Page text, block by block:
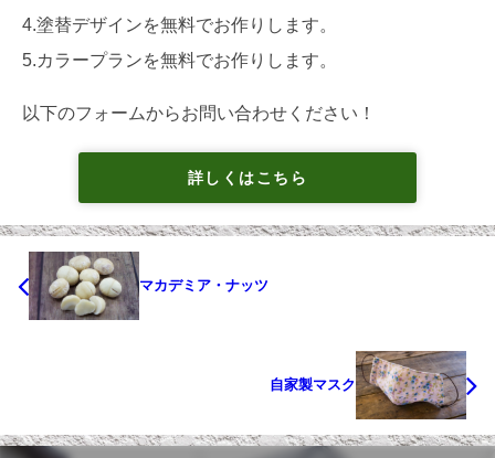
4.塗替デザインを無料でお作りします。
5.カラープランを無料でお作りします。
以下のフォームからお問い合わせください！
詳しくはこちら
マカデミア・ナッツ
自家製マスク